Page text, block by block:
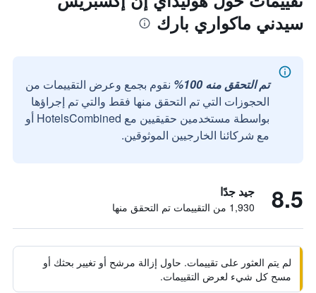
سيدني ماكواري بارك
تم التحقق منه 100%
نقوم بجمع وعرض التقييمات من
الحجوزات التي تم التحقق منها فقط والتي تم إجراؤها
بواسطة مستخدمين حقيقيين مع HotelsCombined أو
مع شركائنا الخارجيين الموثوقين.
8.5 جيد جدًا
1,930 من التقييمات تم التحقق منها
لم يتم العثور على تقييمات. حاول إزالة مرشح أو تغيير بحثك أو
مسح كل شيء لعرض التقييمات.